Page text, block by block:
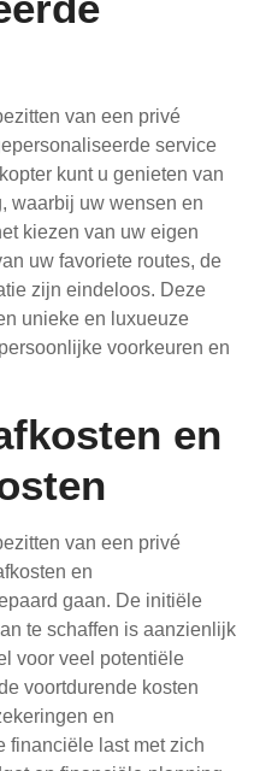
van een privé
service
kunt u genieten van
waarbij uw wensen en
kiezen van uw eigen
uw favoriete routes, de
zijn eindeloos. Deze
unieke en luxueuze
voorkeuren en
en
van een privé
en
gaan. De initiële
te schaffen is aanzienlijk
voor veel potentiële
voortdurende kosten
en
financiële last met zich